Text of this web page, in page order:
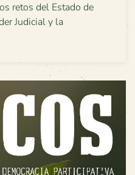
retos del Estado de
Judicial y la